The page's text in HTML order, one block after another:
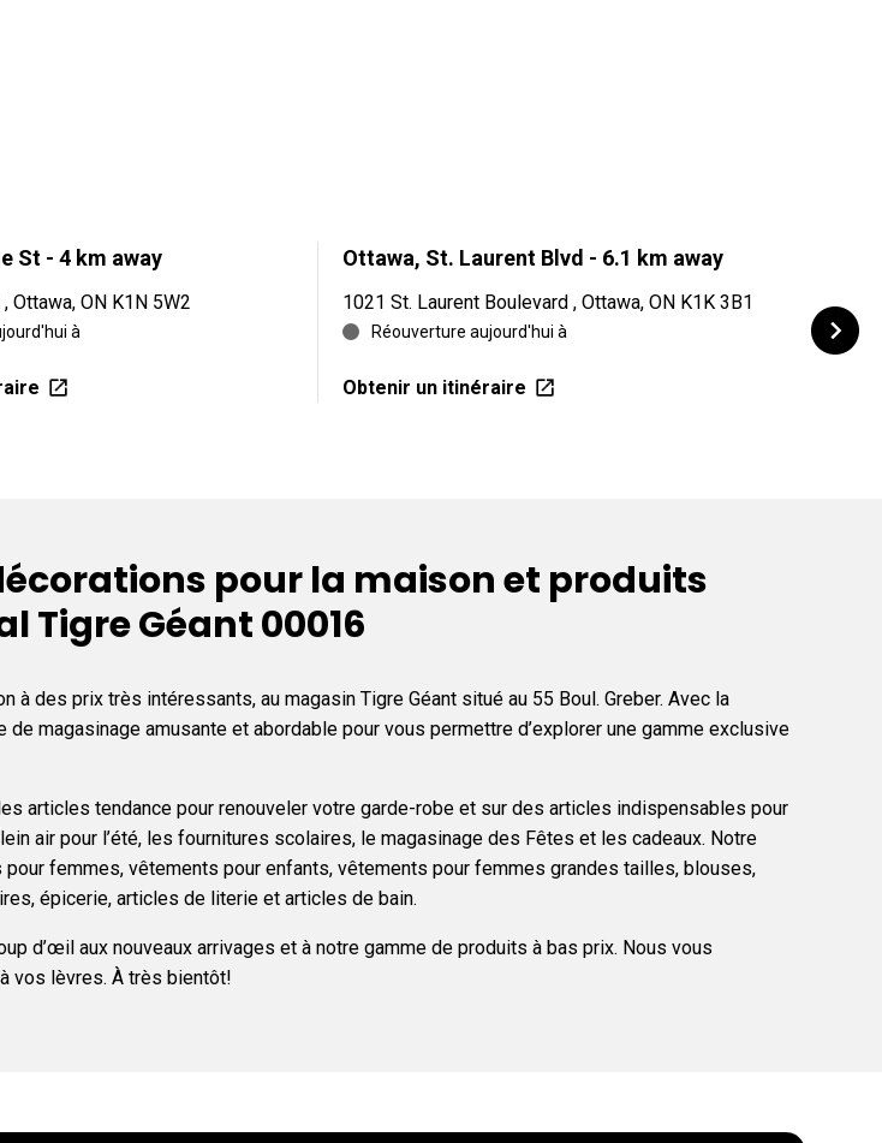
St - 4 km away
Ottawa, ON K1N 5W2
à
Ottawa, St. Laurent Blvd - 6.1 km away
1021 St. Laurent Boulevard , Ottawa, ON K1K 3B1
Réouverture aujourd'hui à
Obtenir un itinéraire
715
pour la maison et produits
Tigre Géant 00016
des prix très intéressants, au magasin Tigre Géant situé au 55 Boul. Greber. Avec la
magasinage amusante et abordable pour vous permettre d’explorer une gamme exclusive
articles tendance pour renouveler votre garde-robe et sur des articles indispensables pour
air pour l’été, les fournitures scolaires, le magasinage des Fêtes et les cadeaux. Notre
femmes, vêtements pour enfants, vêtements pour femmes grandes tailles, blouses,
épicerie, articles de literie et articles de bain.
d’œil aux nouveaux arrivages et à notre gamme de produits à bas prix. Nous vous
vos lèvres. À très bientôt!